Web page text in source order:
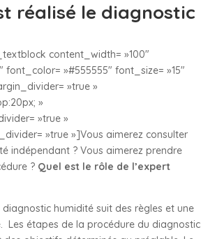
réalisé le diagnostic
content_width= »100″
»#555555″ font_size= »15″
»true »
»
»true »
»true »]Vous aimerez consulter
indépendant ? Vous aimerez prendre
? Quel est le rôle de l’expert
humidité suit des règles et une
Les étapes de la procédure du diagnostic